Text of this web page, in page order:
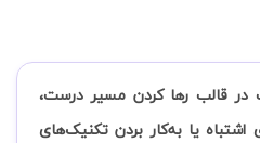
قالب رها کردن مسیر درست،
یا به‌کار بردن تکنیک‌های